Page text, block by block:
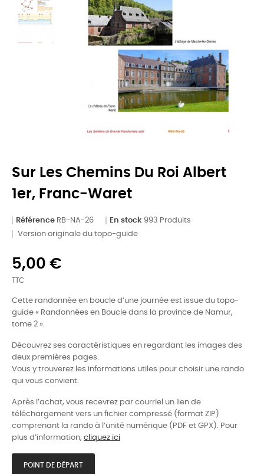
Sur Les Chemins Du Roi Albert
1er, Franc-Waret
Référence RB-NA-26 En stock 993 Produits
Version originale du topo-guide
5,00 €
TTC
Cette randonnée en boucle d’une journée est issue du topo-
guide « Randonnées en Boucle dans la province de Namur,
tome 2 ».
Découvrez ses caractéristiques en regardant les images des
deux premières pages.
Vous y trouverez les informations utiles pour choisir une rando
qui vous convient.
Après l’achat, vous recevrez par courriel un lien de
téléchargement vers un fichier compressé (format ZIP)
comprenant la rando à l’unité numérique (PDF et GPX). Pour
plus d’information, cliquez ici
POINT DE DÉPART